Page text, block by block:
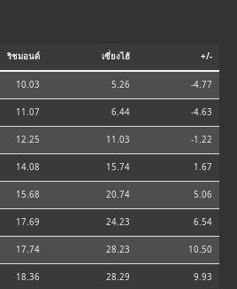
ริชมอนด์ เซี่ยงไฮ้ +/-
10.03 5.26 -4.77
11.07 6.44 -4.63
12.25 11.03 -1.22
14.08 15.74 1.67
15.68 20.74 5.06
17.69 24.23 6.54
17.74 28.23 10.50
18.36 28.29 9.93